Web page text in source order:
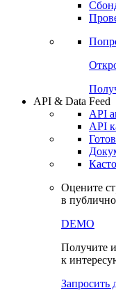
API & Data Feed
API
API
Оцените
в
DEMO
Получите
к
Запросить